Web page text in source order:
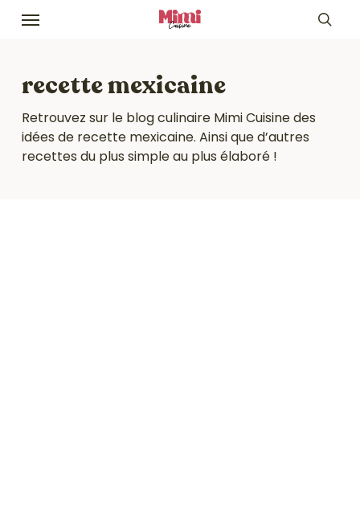
Skip
content
Menu
recette mexicaine
Retrouvez sur le blog culinaire Mimi Cuisine des
idées de recette mexicaine. Ainsi que d’autres
recettes du plus simple au plus élaboré !